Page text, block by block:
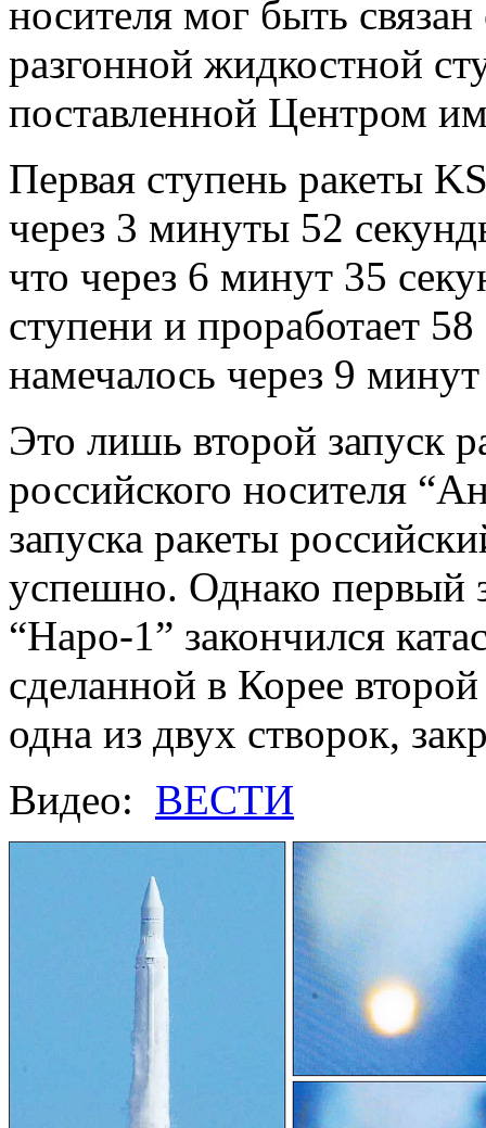
носителя мог быть
разгонной жидкостной
поставленной Центром
Первая ступень ракеты
через 3 минуты 52
что через 6 минут 35
ступени и проработает
намечалось через 9 минут
Это лишь второй запуск
российского носителя
запуска ракеты
успешно. Однако первый
“Наро-1” закончился
сделанной в Корее
одна из двух створок,
Видео: ВЕСТИ